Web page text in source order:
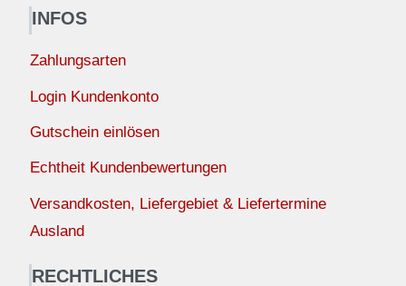
INFOS
Zahlungsarten
Login Kundenkonto
Gutschein einlösen
Echtheit Kundenbewertungen
Versandkosten, Liefergebiet & Liefertermine
Ausland
RECHTLICHES